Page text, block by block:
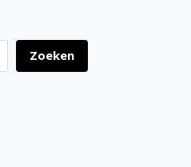
Zoeken